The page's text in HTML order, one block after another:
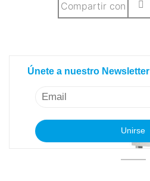
Compartir con
Únete a nuestro Newsletter